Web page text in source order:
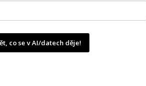
co se v AI/datech děje!